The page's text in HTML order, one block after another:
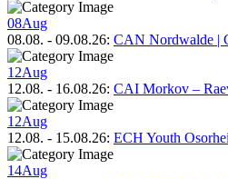
08Aug
08.08. - 09.08.26: CAN Nordwalde |
12Aug
12.08. - 16.08.26: CAI Morkov –
12Aug
12.08. - 15.08.26: ECH Youth
14Aug